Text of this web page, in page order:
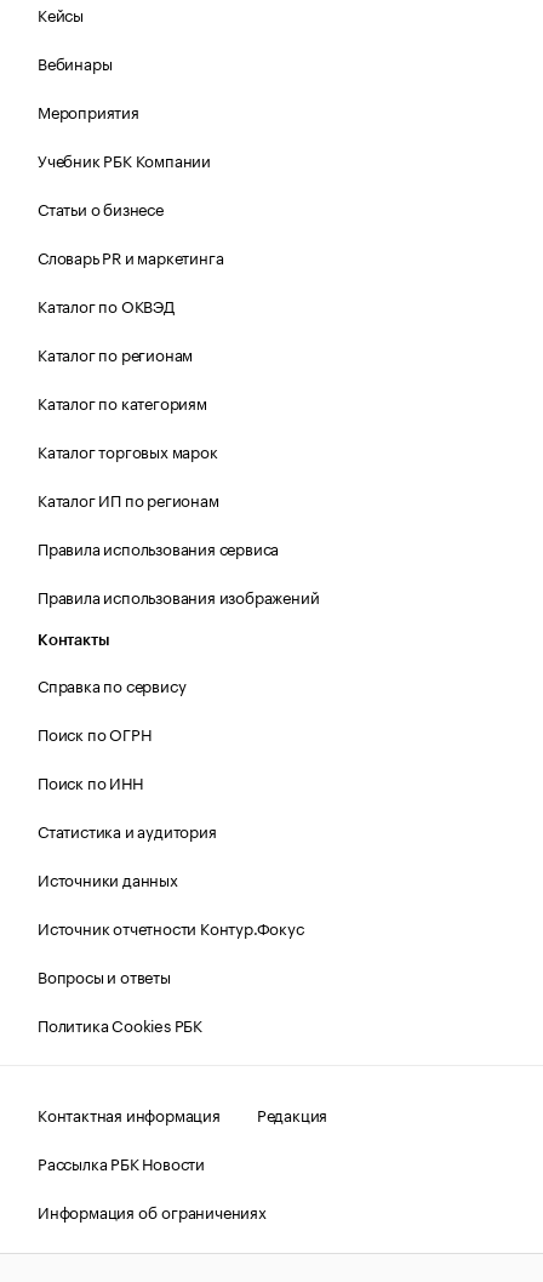
Кейсы
Вебинары
Мероприятия
Учебник РБК Компании
Статьи о бизнесе
Словарь PR и маркетинга
Каталог по ОКВЭД
Каталог по регионам
Каталог по категориям
Каталог торговых марок
Каталог ИП по регионам
Правила использования сервиса
Правила использования изображений
Контакты
Справка по сервису
Поиск по ОГРН
Поиск по ИНН
Статистика и аудитория
Источники данных
Источник отчетности Контур.Фокус
Вопросы и ответы
Политика Cookies РБК
Контактная информация
Редакция
Рассылка РБК Новости
Информация об ограничениях
Правовая информация
О соблюдении авторских прав